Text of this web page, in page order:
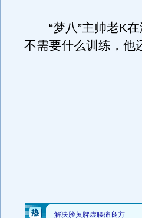
“梦八”主帅老K在
不需要什么训练，他